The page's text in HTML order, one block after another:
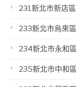
231新北市新店區
233新北市烏來區
234新北市永和區
235新北市中和區